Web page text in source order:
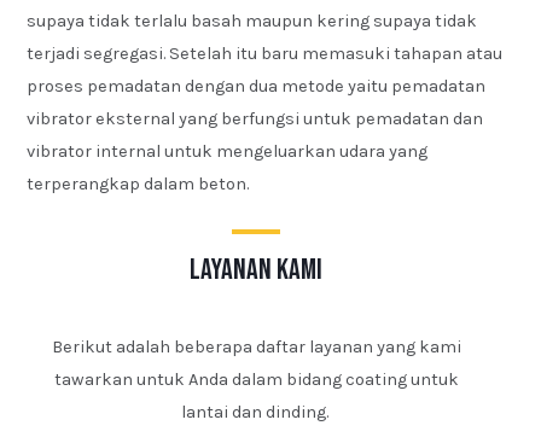
supaya tidak terlalu basah maupun kering supaya tidak
terjadi segregasi. Setelah itu baru memasuki tahapan atau
proses pemadatan dengan dua metode yaitu pemadatan
vibrator eksternal yang berfungsi untuk pemadatan dan
vibrator internal untuk mengeluarkan udara yang
terperangkap dalam beton.
layanan kami
Berikut adalah beberapa daftar layanan yang kami
tawarkan untuk Anda dalam bidang coating untuk
lantai dan dinding.